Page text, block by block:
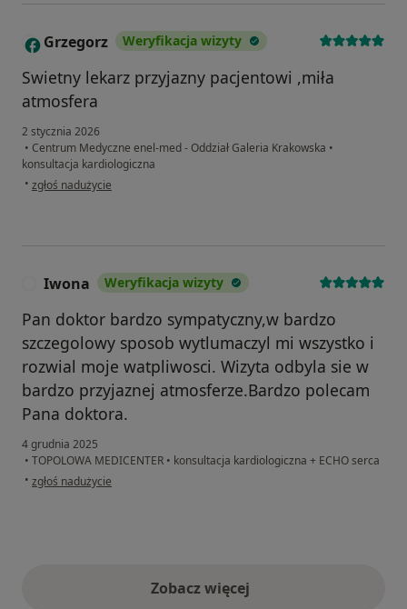
G Grzegorz Weryfikacja wizyty
Swietny lekarz przyjazny pacjentowi ,miła
atmosfera
2 stycznia 2026
• Centrum Medyczne enel-med - Oddział Galeria Krakowska •
konsultacja kardiologiczna
• w opinii użytkownika Grzegorz
zgłoś nadużycie
Iwona Weryfikacja wizyty
Pan doktor bardzo sympatyczny,w bardzo
szczegolowy sposob wytlumaczyl mi wszystko i
rozwial moje watpliwosci. Wizyta odbyla sie w
bardzo przyjaznej atmosferze.Bardzo polecam
Pana doktora.
4 grudnia 2025
• TOPOLOWA MEDICENTER • konsultacja kardiologiczna + ECHO serca
• w opinii użytkownika Iwona
zgłoś nadużycie
Zobacz więcejopinie powyżej